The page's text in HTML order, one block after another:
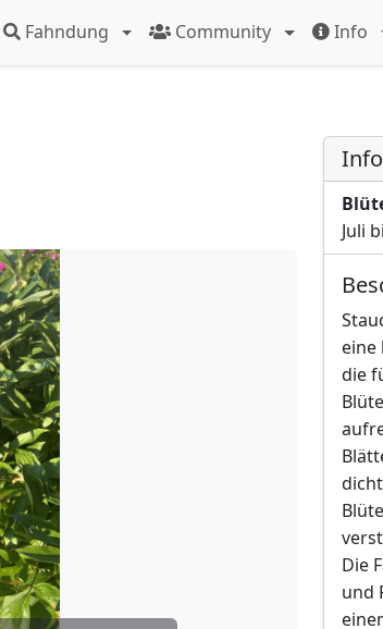
Fahndung Community Info
Juli
eine
die
Die
und